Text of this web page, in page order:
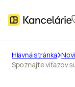
Hlavná stránka
Spoznajte víťazov